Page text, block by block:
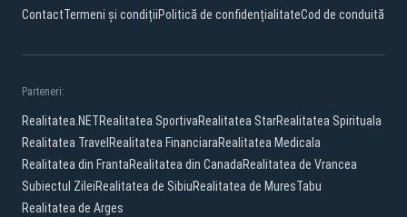
ContactTermeni și condițiiPolitică de confidențialitateCod de conduită
Parteneri:
Realitatea.NETRealitatea SportivaRealitatea StarRealitatea Spirituala
Realitatea Travel Realitatea FinanciaraRealitatea Medicala
Realitatea din FrantaRealitatea din CanadaRealitatea de Vrancea
Subiectul ZileiRealitatea de SibiuRealitatea de MuresTabu
Realitatea de Arges